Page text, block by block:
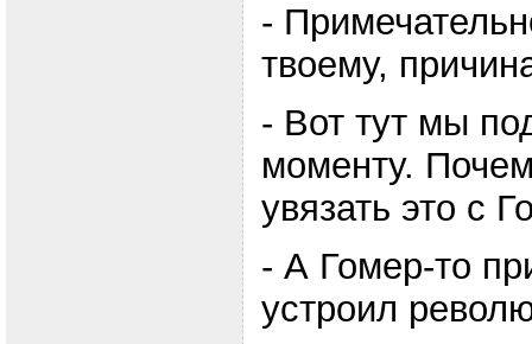
-
твоему,
- Вот тут мы
моменту.
увязать это с
- А Гомер-то
устроил